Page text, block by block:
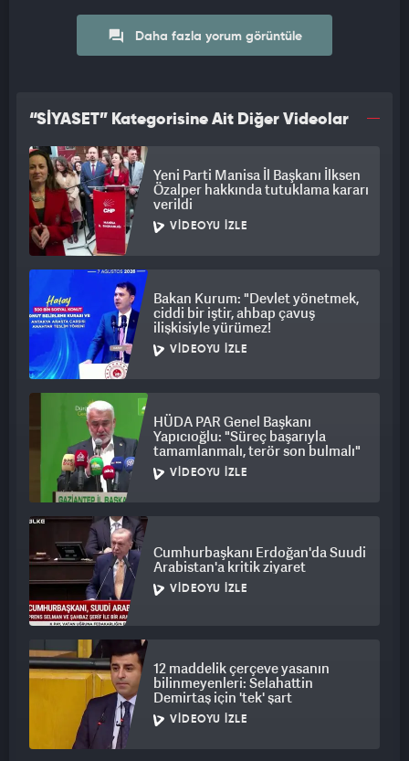
Daha fazla yorum görüntüle
“SİYASET” Kategorisine Ait Diğer Videolar
Yeni Parti Manisa İl Başkanı İlksen
Özalper hakkında tutuklama kararı
verildi
VIDEOYU İZLE
Bakan Kurum: "Devlet yönetmek,
ciddi bir iştir, ahbap çavuş
ilişkisiyle yürümez!
VIDEOYU İZLE
HÜDA PAR Genel Başkanı
Yapıcıoğlu: "Süreç başarıyla
tamamlanmalı, terör son bulmalı"
VIDEOYU İZLE
Cumhurbaşkanı Erdoğan'da Suudi
Arabistan'a kritik ziyaret
VIDEOYU İZLE
12 maddelik çerçeve yasanın
bilinmeyenleri: Selahattin
Demirtaş için 'tek' şart
VIDEOYU İZLE